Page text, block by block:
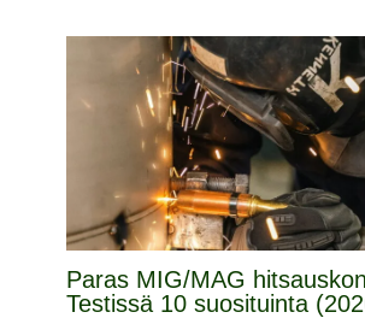
Paras MIG/MAG
Testissä 10 suosituinta